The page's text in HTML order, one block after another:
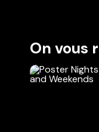
On vous